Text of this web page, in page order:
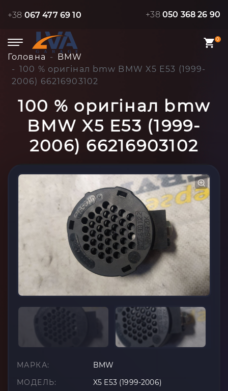
+38 067 477 69 10 +38 050 368 26 90
0
Головна
BMW
100 % оригінал bmw BMW X5 E53 (1999-
2006) 66216903102
100 % оригінал bmw
BMW X5 E53 (1999-
2006) 66216903102
МАРКА:
BMW
МОДЕЛЬ:
X5 E53 (1999-2006)